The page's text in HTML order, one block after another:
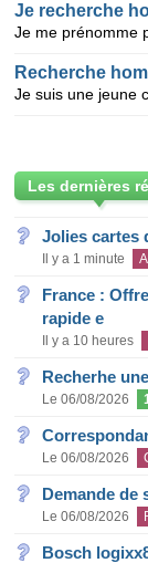
Je recherche
Les dernières
Jolies cartes
Il y a 1 minute
France :
rapide e
Il y a 10 heures
Recherhe
Le 06/08/2026
Le 06/08/2026
Demande de
Le 06/08/2026
Bosch